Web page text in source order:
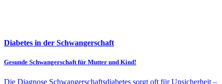
Diabetes in der Schwangerschaft
Gesunde Schwangerschaft für Mutter und Kind!
Die Diagnose Schwangerschaftsdiabetes sorgt oft für Unsicherheit –